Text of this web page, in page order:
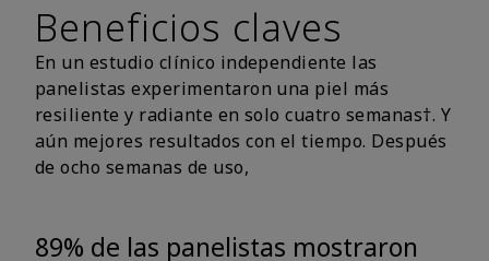
Beneficios claves
En un estudio clínico independiente las
panelistas experimentaron una piel más
resiliente y radiante en solo cuatro semanas†. Y
aún mejores resultados con el tiempo. Después
de ocho semanas de uso,
89% de las panelistas mostraron